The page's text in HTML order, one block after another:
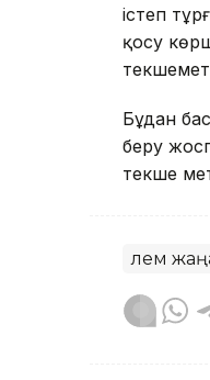
істеп
қосу
Бұдан
беру
текше
Әлем